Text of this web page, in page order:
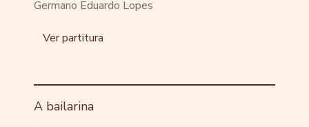
Germano Eduardo Lopes
Ver partitura
A bailarina